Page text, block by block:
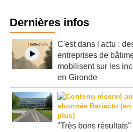
Dernières infos
C'est dans l'actu :
entreprises de
mobilisent sur les
en Gironde
"Très bons résultats"